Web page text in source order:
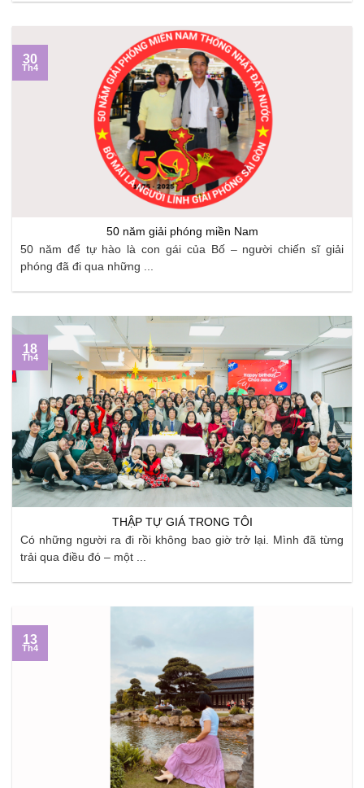
50 năm giải phóng miền Nam
50 năm để tự hào là con gái của Bố – người chiến sĩ giải
phóng đã đi qua những ...
30
Th4
THẬP TỰ GIÁ TRONG TÔI
Có những người ra đi rồi không bao giờ trở lại. Mình đã từng
trải qua điều đó – một ...
18
Th4
13
Th4